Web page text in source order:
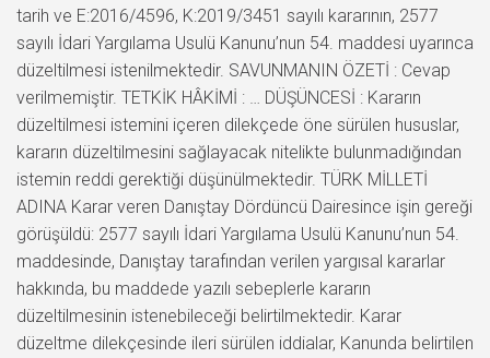
tarih ve E:2016/4596, K:2019/3451 sayılı kararının, 2577
sayılı İdari Yargılama Usulü Kanunu’nun 54. maddesi uyarınca
düzeltilmesi istenilmektedir. SAVUNMANIN ÖZETİ : Cevap
verilmemiştir. TETKİK HÂKİMİ : … DÜŞÜNCESİ : Kararın
düzeltilmesi istemini içeren dilekçede öne sürülen hususlar,
kararın düzeltilmesini sağlayacak nitelikte bulunmadığından
istemin reddi gerektiği düşünülmektedir. TÜRK MİLLETİ
ADINA Karar veren Danıştay Dördüncü Dairesince işin gereği
görüşüldü: 2577 sayılı İdari Yargılama Usulü Kanunu’nun 54.
maddesinde, Danıştay tarafından verilen yargısal kararlar
hakkında, bu maddede yazılı sebeplerle kararın
düzeltilmesinin istenebileceği belirtilmektedir. Karar
düzeltme dilekçesinde ileri sürülen iddialar, Kanunda belirtilen